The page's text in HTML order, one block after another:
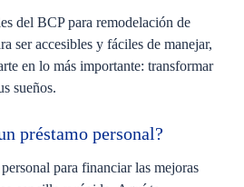
del BCP para remodelación de
ser accesibles y fáciles de manejar,
en lo más importante: transformar
sueños.
préstamo personal?
para financiar las mejoras